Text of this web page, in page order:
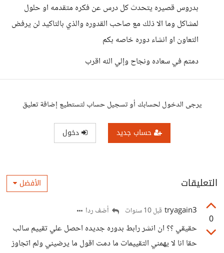
بدروس قصيره يتحدث كل درس عن فكره متقدمه او حلول
لمشاكل وما الا ذلك مع صاحب القدوره والذي بالتاكيد لن يرفض
التعاون او انشاء دوره خاصه بكم
دمتم في سعاده ونجاح وإلي الله اقرب
يرجى الدخول لحسابك أو تسجيل حساب لتستطيع إضافة تعليق
حساب جديد دخول
التعليقات الأفضل
0
tryagain3 قبل 10 سنوات أضف ردا
حقيقي ؟؟ ان انشر رابط بدوره جديده احصل علي تقييم سالب
حقا انا لا يهمني التقييمات ما دمت اقول ما يرضيني ولم اتجاوز